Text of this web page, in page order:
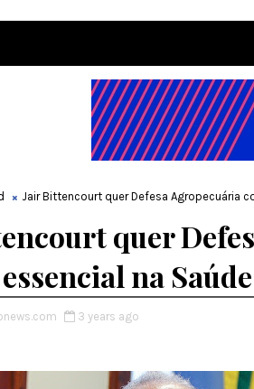
Jair Bittencourt quer Defesa Agropecuária
quer
na Saúde
3 years ago